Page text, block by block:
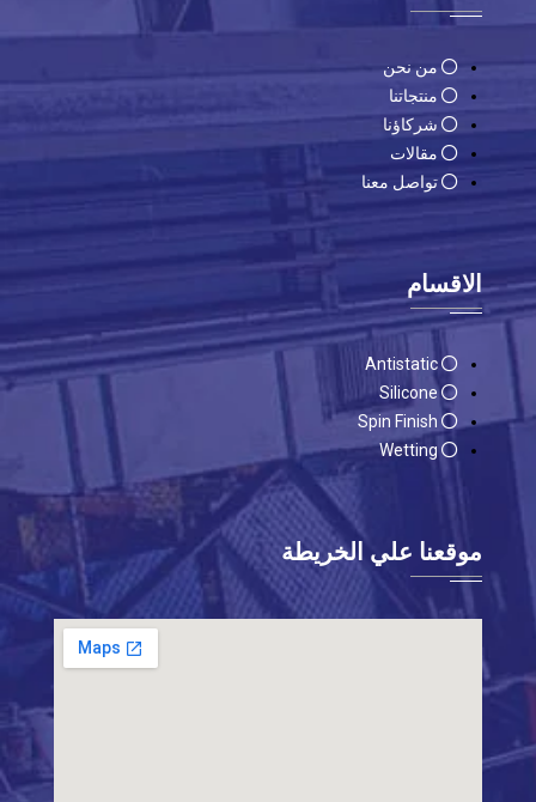
من نحن
منتجاتنا
شركاؤنا
مقالات
تواصل معنا
الاقسام
Antistatic
Silicone
Spin Finish
Wetting
موقعنا علي الخريطة